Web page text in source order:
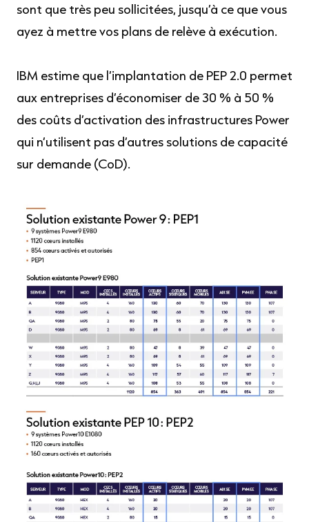
sont que très peu sollicitées, jusqu’à ce que vous
ayez à mettre vos plans de relève à exécution.
IBM estime que l’implantation de PEP 2.0 permet
aux entreprises d’économiser de 30 % à 50 %
des coûts d’activation des infrastructures Power
qui n’utilisent pas d’autres solutions de capacité
sur demande (CoD).